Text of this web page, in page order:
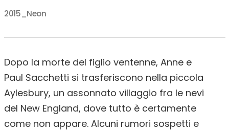
2015_Neon
Dopo la morte del figlio ventenne, Anne e
Paul Sacchetti si trasferiscono nella piccola
Aylesbury, un assonnato villaggio fra le nevi
del New England, dove tutto è certamente
come non appare. Alcuni rumori sospetti e